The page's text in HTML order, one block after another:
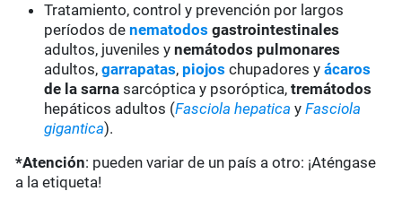
Tratamiento, control y prevención por largos
períodos denematodos gastrointestinales
adultos, juveniles ynemátodos pulmonares
adultos,garrapatas, piojos chupadores yácaros
de la sarna sarcóptica y psoróptica,tremátodos
hepáticos adultos (Fasciola hepatica yFasciola
gigantica).
*Atención: pueden variar de un país a otro: ¡Aténgase
a la etiqueta!